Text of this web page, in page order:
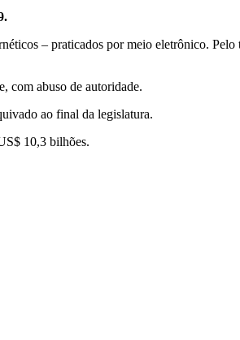
– praticados por meio eletrônico. Pelo
com abuso de autoridade.
ao final da legislatura.
10,3 bilhões.